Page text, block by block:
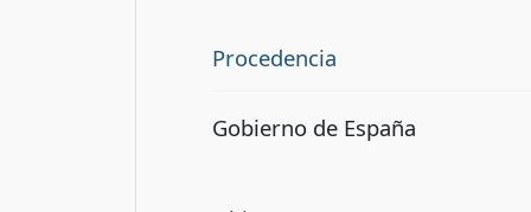
Procedencia
Gobierno de España